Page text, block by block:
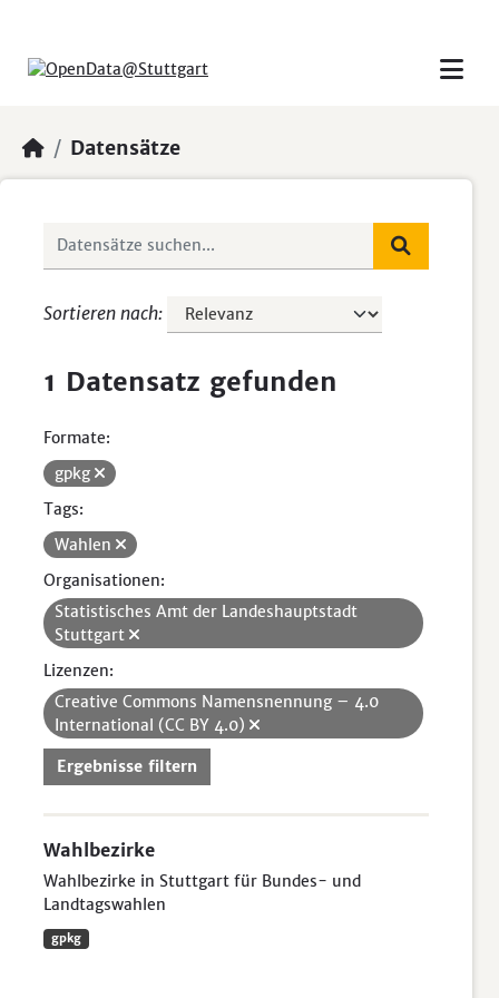
Datensätze
Sortieren nach
1 Datensatz gefunden
Formate:
gpkg
Tags:
Wahlen
Organisationen:
Statistisches Amt der Landeshauptstadt
Stuttgart
Lizenzen:
Creative Commons Namensnennung – 4.0
International (CC BY 4.0)
Ergebnisse filtern
Wahlbezirke
Wahlbezirke in Stuttgart für Bundes- und
Landtagswahlen
gpkg